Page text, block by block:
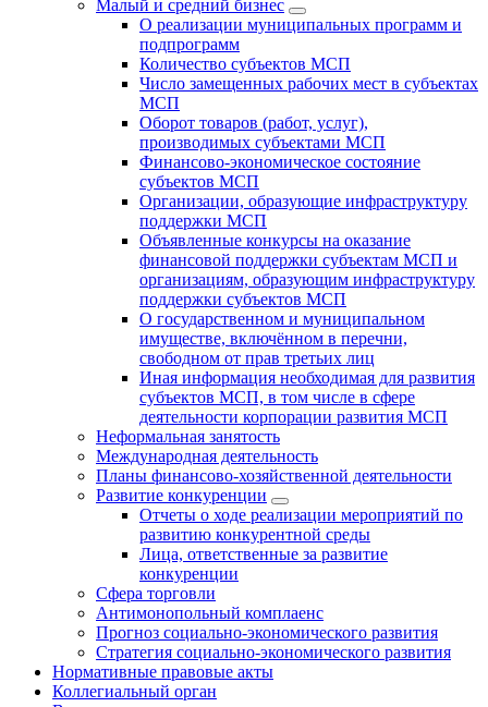
Малый и средний бизнес
О реализации муниципальных программ и
подпрограмм
Количество субъектов МСП
Число замещенных рабочих мест в субъектах
МСП
Оборот товаров (работ, услуг),
производимых субъектами МСП
Финансово-экономическое состояние
субъектов МСП
Организации, образующие инфраструктуру
поддержки МСП
Объявленные конкурсы на оказание
финансовой поддержки субъектам МСП и
организациям, образующим инфраструктуру
поддержки субъектов МСП
О государственном и муниципальном
имуществе, включённом в перечни,
свободном от прав третьих лиц
Иная информация необходимая для развития
субъектов МСП, в том числе в сфере
деятельности корпорации развития МСП
Неформальная занятость
Международная деятельность
Планы финансово-хозяйственной деятельности
Развитие конкуренции
Отчеты о ходе реализации мероприятий по
развитию конкурентной среды
Лица, ответственные за развитие
конкуренции
Сфера торговли
Антимонопольный комплаенс
Прогноз социально-экономического развития
Стратегия социально-экономического развития
Нормативные правовые акты
Коллегиальный орган